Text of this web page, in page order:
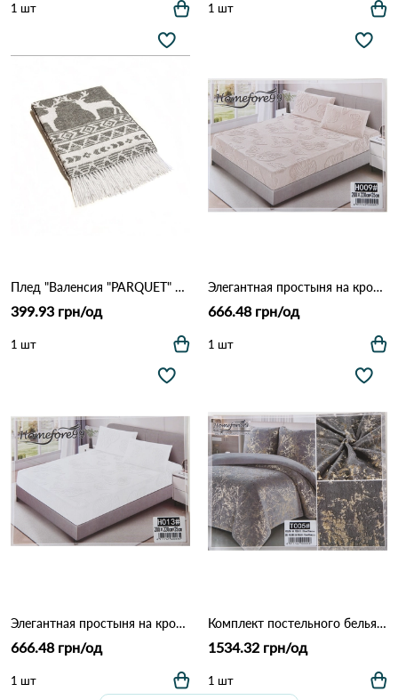
1 шт 1 шт
Плед "Валенсия "PARQUET" 140/200 бел-дым Белый дым
399.93 грн/од
1 шт
Элегантная простыня на кровать с наволочками Homefore99 (009) Кофейный
666.48 грн/од
1 шт
Элегантная простыня на кровать с наволочками Homefore99 (009) Белый
666.48 грн/од
1 шт
Комплект постельного белья Homefore 005 Серый
1534.32 грн/од
1 шт